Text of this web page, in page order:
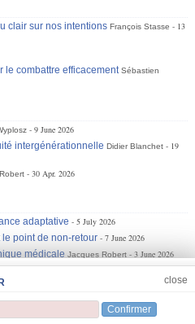
Confirmer
close
CLOSE
clair sur nos intentions François Stasse
13
le combattre efficacement Sébastien
9 June 2026
intergénérationnelle Didier Blanchet
19
30 Apr. 2026
adaptative
5 July 2026
point de non-retour
7 June 2026
médicale Jacques Robert 3 June 2026